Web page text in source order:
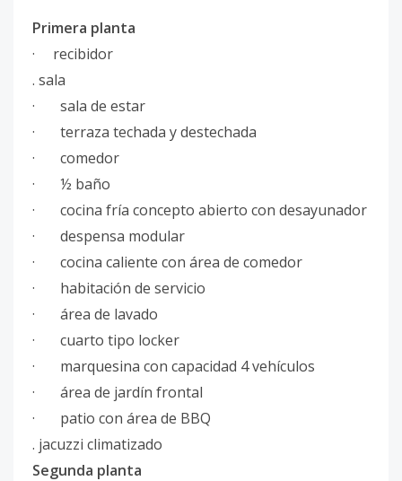
Primera planta
· recibidor
. sala
· sala de estar
· terraza techada y destechada
· comedor
· ½ baño
· cocina fría concepto abierto con desayunador
· despensa modular
· cocina caliente con área de comedor
· habitación de servicio
· área de lavado
· cuarto tipo locker
· marquesina con capacidad 4 vehículos
· área de jardín frontal
· patio con área de BBQ
. jacuzzi climatizado
Segunda planta